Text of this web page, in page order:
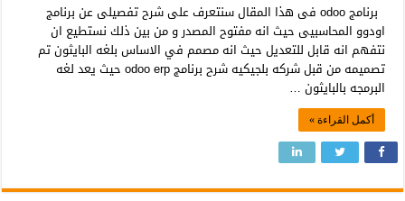
برنامج odoo فى هذا المقال سنتعرف على شرح تفصيلى عن برنامج
اودوو المحاسبيى حيث انه مفتوح المصدر و من بين ذلك نستطيع ان
نتفهم انه قابل للتعديل حيث انه مصمم في الاساس بلغه البايثون تم
تصميمه من قبل شركه بلجيكيه شرح برنامج odoo erp حيث يعد لغه
البرمجه بالبايثون …
أكمل القراءة »